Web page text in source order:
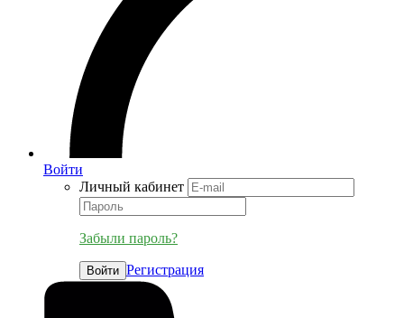
Войти
Личный кабинет
Забыли пароль?
Войти Регистрация